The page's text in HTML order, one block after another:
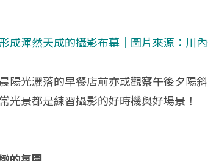
成渾然天成的攝影布幕｜圖片來源： 川
陽光灑落的早餐店前亦或觀察午後夕陽
光景都是練習攝影的好時機與好場景！